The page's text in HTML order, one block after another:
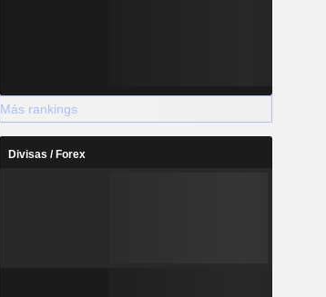
Más rankings
Divisas / Forex